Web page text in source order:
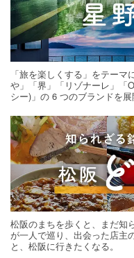
「旅を楽しくする」をテー
や」「界」「リゾナーレ」「
シー)」の 6 つのブランドを
松阪のまちを歩くと、まだ知
が一人で巡り、出会った店主
と、松阪に行きたくなる。